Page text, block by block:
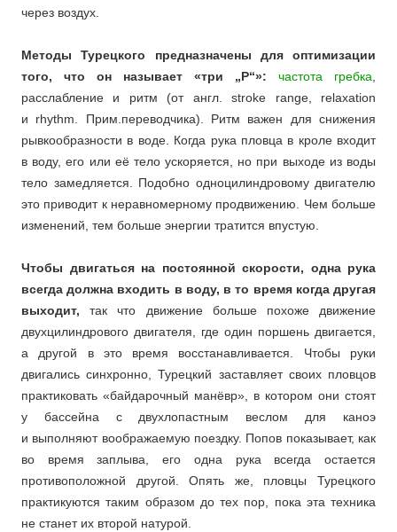
через воздух.
Методы Турецкого предназначены для оптимизации
того, что он называет «три „Р“»:
частота гребка,
расслабление и ритм (от англ. stroke range, relaxation
и rhythm. Прим.переводчика). Ритм важен для снижения
рывкообразности в воде. Когда рука пловца в кроле входит
в воду, его или её тело ускоряется, но при выходе из воды
тело замедляется. Подобно одноцилиндровому двигателю
это приводит к неравномерному продвижению. Чем больше
изменений, тем больше энергии тратится впустую.
Чтобы двигаться на постоянной скорости, одна рука
всегда должна входить в воду, в то время когда другая
выходит, так что движение больше похоже движение
двухцилиндрового двигателя, где один поршень двигается,
а другой в это время восстанавливается. Чтобы руки
двигались синхронно, Турецкий заставляет своих пловцов
практиковать «байдарочный манёвр», в котором они стоят
у бассейна с двухлопастным веслом для каноэ
и выполняют воображаемую поездку. Попов показывает, как
во время заплыва, его одна рука всегда остается
противоположной другой. Опять же, пловцы Турецкого
практикуются таким образом до тех пор, пока эта техника
не станет их второй натурой.